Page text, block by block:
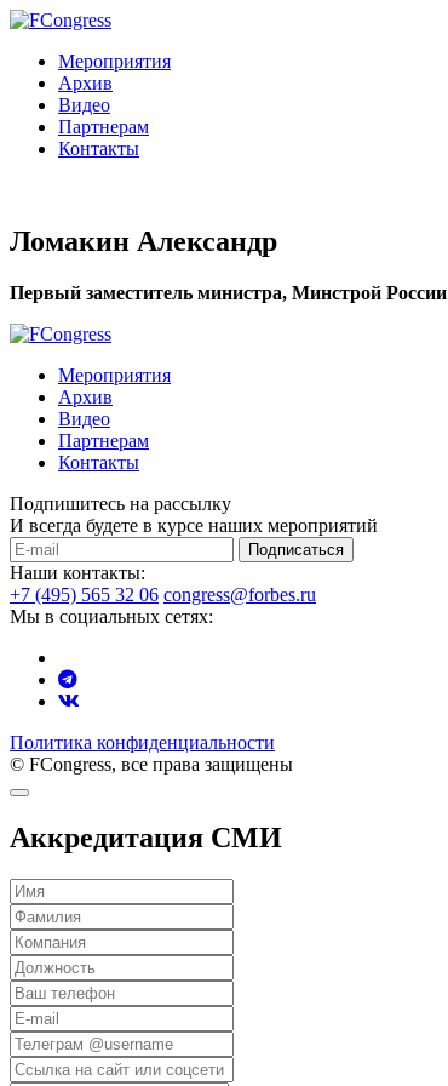
Мероприятия
Архив
Видео
Партнерам
Контакты
Ломакин Александр
Первый заместитель министра, Минстрой России
Мероприятия
Архив
Видео
Партнерам
Контакты
Подпишитесь на рассылку
И всегда будете в курсе наших мероприятий
Подписаться
Наши контакты:
+7 (495) 565 32 06 congress@forbes.ru
Мы в социальных сетях:
Политика конфиденциальности
© FCongress, все права защищены
Аккредитация СМИ